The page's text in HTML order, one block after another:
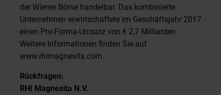
der Wiener Börse handelbar. Das kombinierte
Unternehmen erwirtschaftete im Geschäftsjahr 2017
einen Pro-Forma-Umsatz von € 2,7 Milliarden.
Weitere Informationen finden Sie auf
www.rhimagnesita.com.
Rückfragen:
RHI Magnesita N.V.